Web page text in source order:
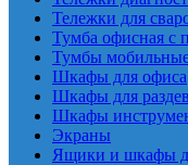
Тележки для
Тумба офисная с
Тумбы
Шкафы для офиса
Шкафы для
Шкафы
Экраны
Ящики и шкафы